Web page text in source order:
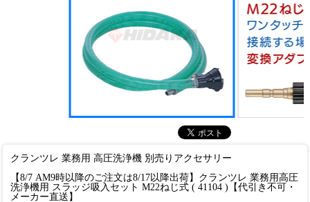
クランツレ 業務用 高圧洗浄機 別売りアクセサリー
【8/7 AM9時以降のご注文は8/17以降出荷】クランツレ 業務用高圧
洗浄機用 スラッジ吸入セット M22ねじ式 ( 41104 )【代引き不可・
メーカー直送】